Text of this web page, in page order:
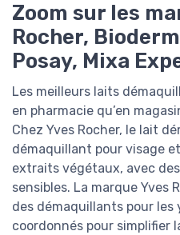
Zoom sur les
Rocher,
Posay, Mixa
Les meilleurs laits
en pharmacie qu’en
Chez Yves Rocher, le lait
démaquillant pour visage
extraits végétaux, avec
sensibles. La marque Yves
des démaquillants pour les
coordonnés pour simplifier